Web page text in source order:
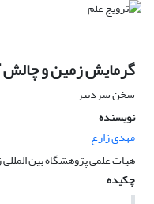
گرمایش زمین و چالش
سخن سردبیر
نویسنده
مهدی زارع
هیات علمی پژوهشگاه بین
چکیده